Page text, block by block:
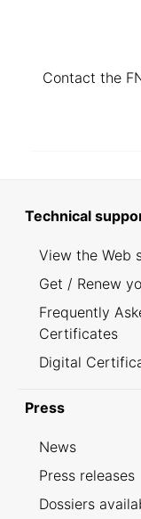
Contact the
Technical
View the Web
Get / Renew
Frequently
Certificates
Digital
Press
News
Press releases
Dossiers